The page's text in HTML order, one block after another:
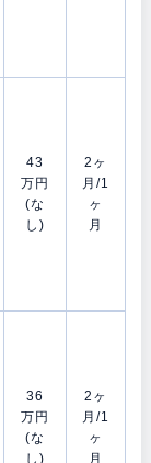
43
万円
(な
し)
2ヶ
月/1
ヶ
月
36
万円
(な
し)
2ヶ
月/1
ヶ
月